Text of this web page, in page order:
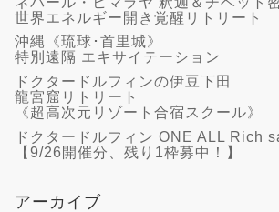
世界エネルギー開き覚醒リトリート
沖縄《琉球･首里城》
特別遠隔 エキサイテーション
ドクタードルフィンの伊豆下田
龍宮窟リトリート
《超高次元リゾート合宿スクール》
ドクタードルフィン ONE ALL Rich
【9/26開催分、残り1枠募中！】
アーカイブ